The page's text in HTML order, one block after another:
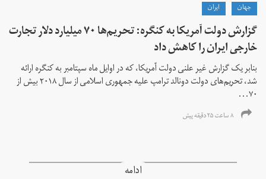
جهان ايران
گزارش دولت آمریکا به کنگره: تحریم‌ها ۷۰ میلیارد دلار تجارت
خارجی ایران را کاهش داد
بنابر یک گزارش غیر علنی دولت آمریکا، که در اوایل ماه سپتامبر به کنگره ارائه
شد، تحریم‌های دولت دونالد ترامپ علیه جمهوری اسلامی از سال ۲۰۱۸ بیش از
۷۰...
۸ ساعت ۲۵ دقیقه پیش
ادامه